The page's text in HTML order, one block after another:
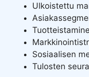
Ulkoistettu
Sosiaalisen
Tulosten